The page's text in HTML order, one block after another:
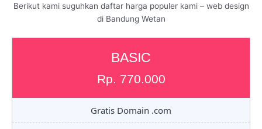
Berikut kami suguhkan daftar harga populer kami – web design
di Bandung Wetan
BASIC
Rp. 770.000
Gratis Domain .com